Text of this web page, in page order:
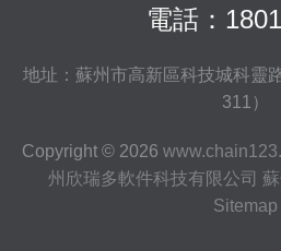
電話：
地址：蘇州市高新區科技城科靈
311）
Copyright © 2026
州欣瑞多軟件科技有限公司
Sitemap